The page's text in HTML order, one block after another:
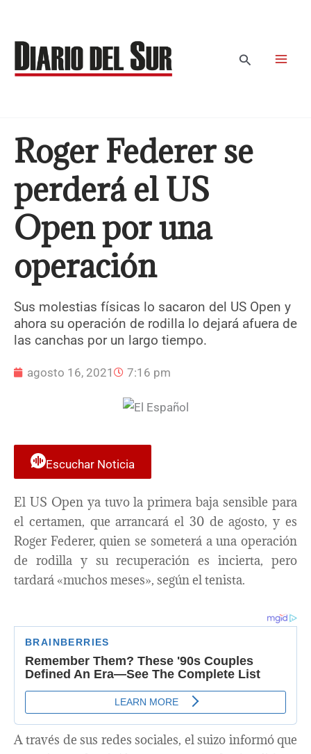
contenido
Buscar
Roger Federer se
perderá el US
Open por una
operación
Sus molestias físicas lo sacaron del US Open y
ahora su operación de rodilla lo dejará afuera de
las canchas por un largo tiempo.
agosto 16, 2021 7:16 pm
Escuchar Noticia
El US Open ya tuvo la primera baja sensible para
el certamen, que arrancará el 30 de agosto, y es
Roger Federer, quien se someterá a una operación
de rodilla y su recuperación es incierta, pero
tardará «muchos meses», según el tenista.
A través de sus redes sociales, el suizo informó que